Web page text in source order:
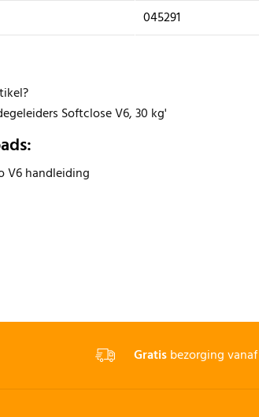
045291
Softclose V6, 30 kg'
V6 handleiding
Gratisbezorging